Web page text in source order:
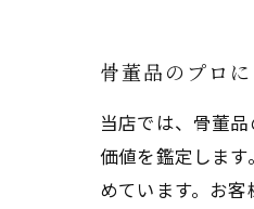
骨董品のプロ
当店では、骨董
価値を鑑定しま
めています。お